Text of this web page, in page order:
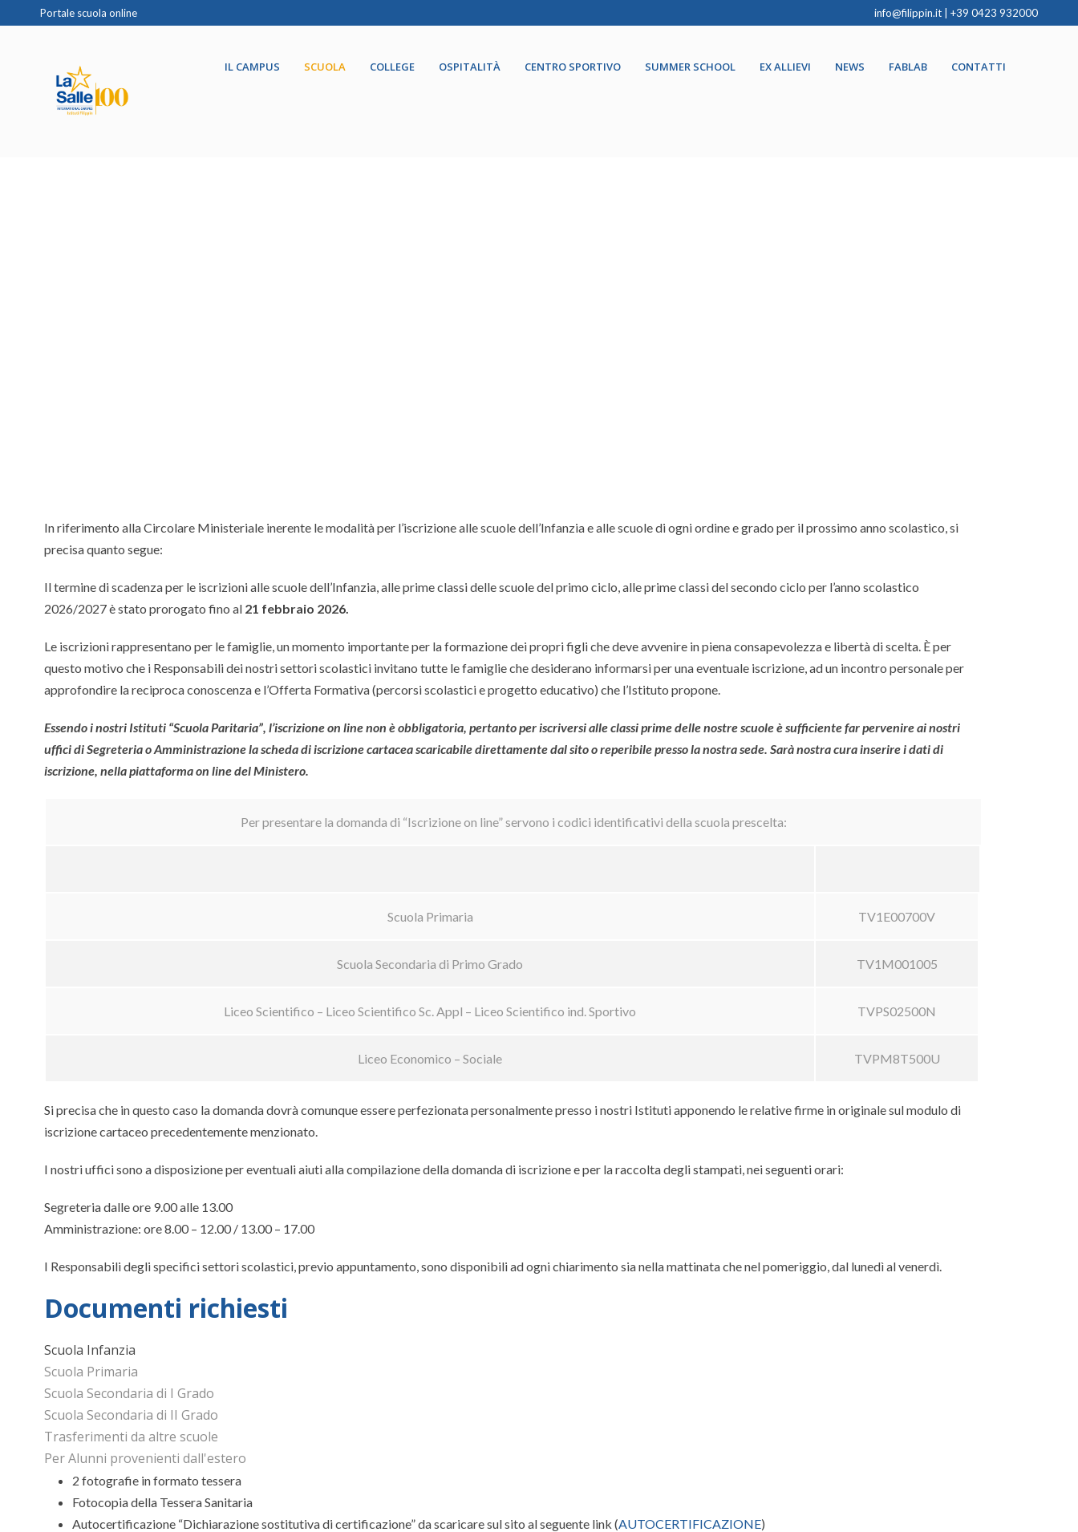
Portale scuola online info@filippin.it +39 0423 932000
IL CAMPUS SCUOLA COLLEGE OSPITALITÀ CENTRO SPORTIVO SUMMER SCHOOL EX ALLIEVI NEWS FABLAB CONTATTI
In riferimento alla Circolare Ministeriale inerente le modalità per l’iscrizione alle scuole dell’Infanzia e alle scuole di ogni ordine e grado per il prossimo anno scolastico, si
precisa quanto segue:
Il termine di scadenza per le iscrizioni alle scuole dell’Infanzia, alle prime classi delle scuole del primo ciclo, alle prime classi del secondo ciclo per l’anno scolastico
2026/2027 è stato prorogato fino al 21 febbraio 2026.
Le iscrizioni rappresentano per le famiglie, un momento importante per la formazione dei propri figli che deve avvenire in piena consapevolezza e libertà di scelta. È per
questo motivo che i Responsabili dei nostri settori scolastici invitano tutte le famiglie che desiderano informarsi per una eventuale iscrizione, ad un incontro personale per
approfondire la reciproca conoscenza e l’Offerta Formativa (percorsi scolastici e progetto educativo) che l’Istituto propone.
Essendo i nostri Istituti “Scuola Paritaria”, l’iscrizione on line non è obbligatoria, pertanto per iscriversi alle classi prime delle nostre scuole è sufficiente far pervenire ai nostri
uffici di Segreteria o Amministrazione la scheda di iscrizione cartacea scaricabile direttamente dal sito o reperibile presso la nostra sede. Sarà nostra cura inserire i dati di
iscrizione, nella piattaforma on line del Ministero.
Per presentare la domanda di “Iscrizione on line” servono i codici identificativi della scuola prescelta:
Scuola Primaria TV1E00700V
Scuola Secondaria di Primo Grado TV1M001005
Liceo Scientifico – Liceo Scientifico Sc. Appl – Liceo Scientifico ind. Sportivo TVPS02500N
Liceo Economico – Sociale TVPM8T500U
Si precisa che in questo caso la domanda dovrà comunque essere perfezionata personalmente presso i nostri Istituti apponendo le relative firme in originale sul modulo di
iscrizione cartaceo precedentemente menzionato.
I nostri uffici sono a disposizione per eventuali aiuti alla compilazione della domanda di iscrizione e per la raccolta degli stampati, nei seguenti orari:
Segreteria dalle ore 9.00 alle 13.00
Amministrazione: ore 8.00 – 12.00 / 13.00 – 17.00
I Responsabili degli specifici settori scolastici, previo appuntamento, sono disponibili ad ogni chiarimento sia nella mattinata che nel pomeriggio, dal lunedì al venerdì.
Documenti richiesti
Scuola Infanzia
Scuola Primaria
Scuola Secondaria di I Grado
Scuola Secondaria di II Grado
Trasferimenti da altre scuole
Per Alunni provenienti dall'estero
2 fotografie in formato tessera
Fotocopia della Tessera Sanitaria
Autocertificazione “Dichiarazione sostitutiva di certificazione” da scaricare sul sito al seguente link (AUTOCERTIFICAZIONE)